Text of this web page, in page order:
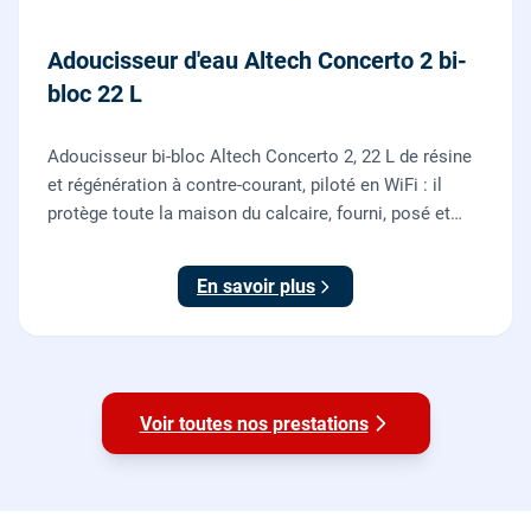
Adoucisseur d'eau Altech Concerto 2 bi-
bloc 22 L
Adoucisseur bi-bloc Altech Concerto 2, 22 L de résine
et régénération à contre-courant, piloté en WiFi : il
protège toute la maison du calcaire, fourni, posé et
En savoir plus
Voir toutes nos prestations